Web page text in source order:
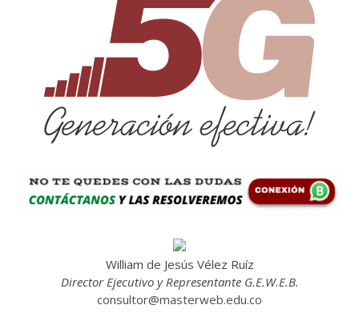
William de Jesús Vélez Ruíz
Director Ejecutivo y Representante G.E.W.E.B.
consultor@masterweb.edu.co